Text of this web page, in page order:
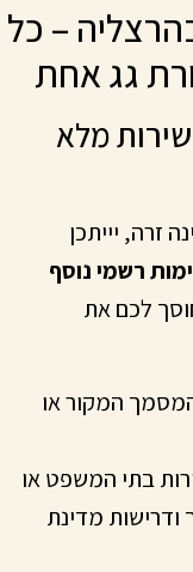
– כל
גג אחת
מלא
זרה, יייתכן
רשמי נוסף
לכם את
המקור או
בתי המשפט או
מדינת